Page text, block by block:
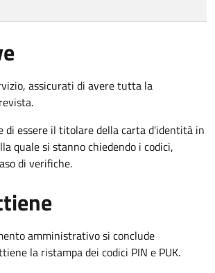
assicurati di avere tutta la
di essere il titolare della carta d'identità in
quale si stanno chiedendo i codici,
di verifiche.
amministrativo si conclude
la ristampa dei codici PIN e PUK.